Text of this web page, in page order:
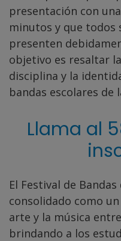
presentación con
minutos y que todos
presenten
objetivo es resaltar
disciplina y la
bandas escolares de
Llama al
El Festival de Bandas
consolidado como
arte y la música
brindando a los